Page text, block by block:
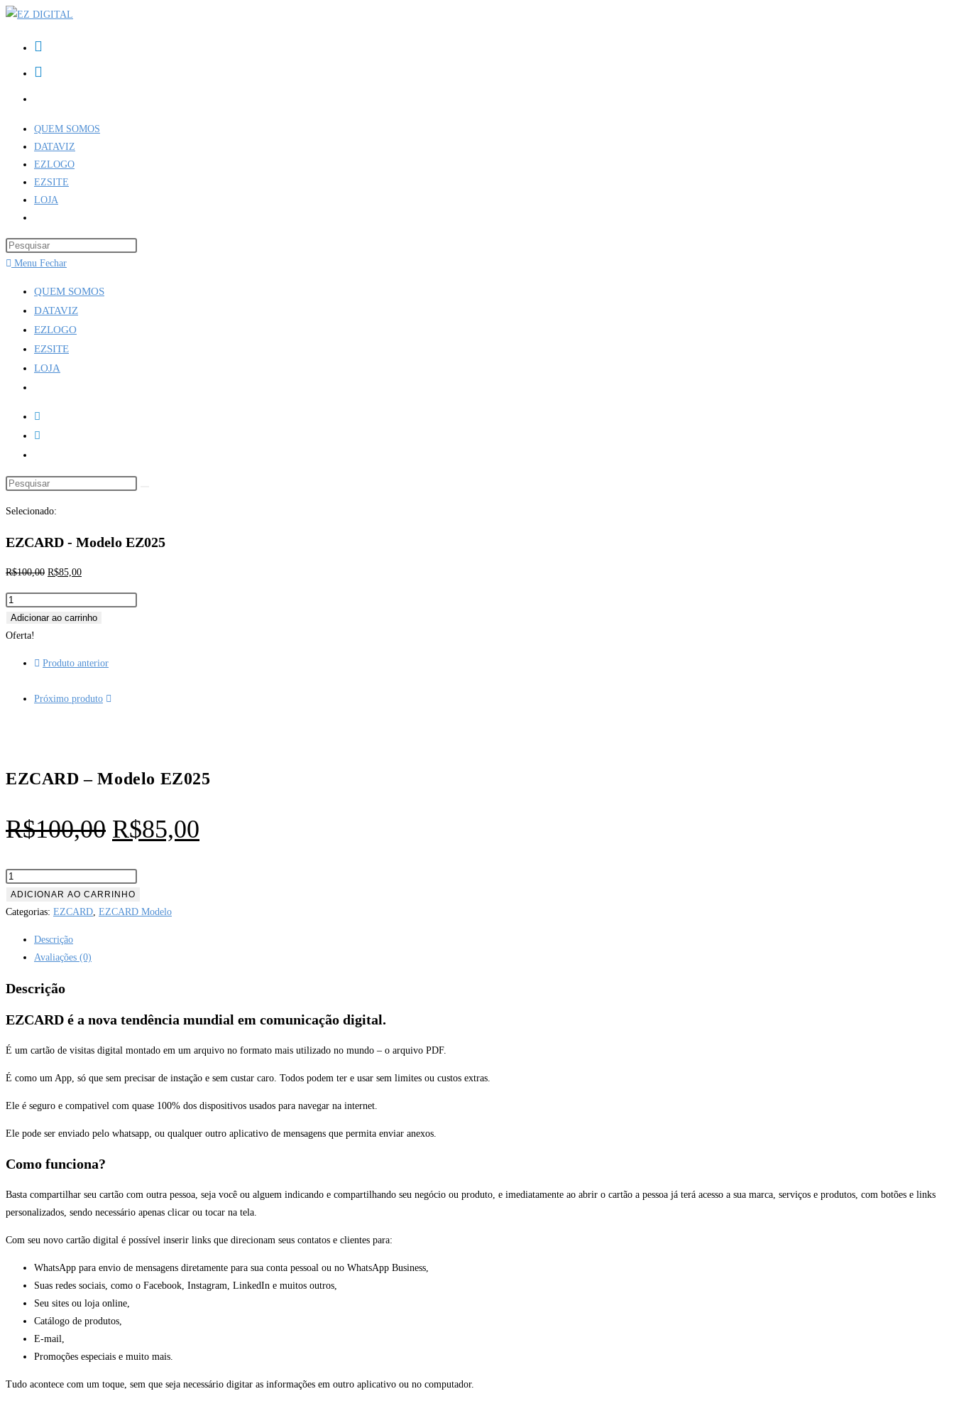
QUEM SOMOS
DATAVIZ
EZLOGO
EZSITE
LOJA
Menu Fechar
QUEM SOMOS
DATAVIZ
EZLOGO
EZSITE
LOJA
Selecionado:
EZCARD - Modelo EZ025
R$100,00 R$85,00
Adicionar ao carrinho
Oferta!
Produto anterior
Próximo produto
EZCARD – Modelo EZ025
R$100,00 R$85,00
ADICIONAR AO CARRINHO
Categorias: EZCARD, EZCARD Modelo
Descrição
Avaliações (0)
Descrição
EZCARD é a nova tendência mundial em comunicação digital.
É um cartão de visitas digital montado em um arquivo no formato mais utilizado no mundo – o arquivo PDF.
É como um App, só que sem precisar de instação e sem custar caro. Todos podem ter e usar sem limites ou custos extras.
Ele é seguro e compativel com quase 100% dos dispositivos usados para navegar na internet.
Ele pode ser enviado pelo whatsapp, ou qualquer outro aplicativo de mensagens que permita enviar anexos.
Como funciona?
Basta compartilhar seu cartão com outra pessoa, seja você ou alguem indicando e compartilhando seu negócio ou produto, e imediatamente ao abrir o cartão a pessoa já terá acesso a sua marca, serviços e produtos, com botões e links
personalizados, sendo necessário apenas clicar ou tocar na tela.
Com seu novo cartão digital é possível inserir links que direcionam seus contatos e clientes para:
WhatsApp para envio de mensagens diretamente para sua conta pessoal ou no WhatsApp Business,
Suas redes sociais, como o Facebook, Instagram, LinkedIn e muitos outros,
Seu sites ou loja online,
Catálogo de produtos,
E-mail,
Promoções especiais e muito mais.
Tudo acontece com um toque, sem que seja necessário digitar as informações em outro aplicativo ou no computador.